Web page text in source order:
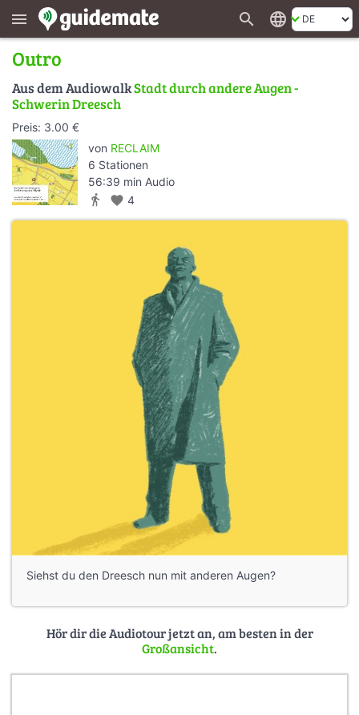
menu search language
Outro
Aus dem AudiowalkStadt durch andere Augen -
Schwerin Dreesch
Preis: 3.00 €
von RECLAIM
6 Stationen
56:39 min Audio
directions_walk favorite 4
Siehst du den Dreesch nun mit anderen Augen?
Hör dir die Audiotour jetzt an, am besten in der
Großansicht.